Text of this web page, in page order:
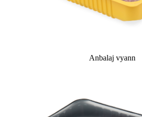
Anbalaj vyann